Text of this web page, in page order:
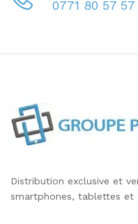
0771 80 57 57
Distribution exclusive et
smartphones, tablettes et